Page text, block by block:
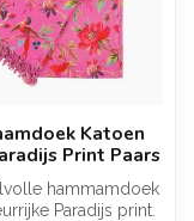
Katoen
Print Paars
hammamdoek
Paradijs print.